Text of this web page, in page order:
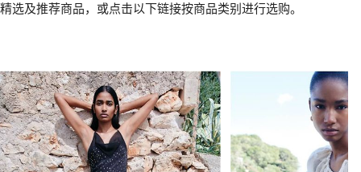
精选及推荐商品，或点击以下链接按商品类别进行选购。